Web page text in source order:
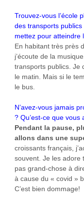
Trouvez-vous l’école
des transports
mettez pour atteindre
En habitant très près
j’écoute de la
transports publics. Je
le matin. Mais si le
le bus.
N’avez-vous jamais
? Qu’est-ce que
Pendant la pause,
allons dans une
croissants français,
souvent. Je les adore
pas grand-chose à
à cause du « covid »
C’est bien dommage!